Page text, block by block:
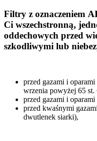
Filtry z oznaczeniem
Ci wszechstronną,
oddechowych przed
szkodliwymi lub
przed gazami i
wrzenia powyżej 65 st.
przed gazami i
przed kwaśnymi
dwutlenek siarki),